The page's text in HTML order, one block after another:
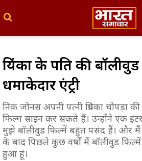
प्रियंका के पति की
धमाकेदार एंट्री
निक जोनस अपनी पत्नी प्रियंका चोपड़ा
फिल्म साइन कर सकते हैं। उन्होंने एक
मुझे बॉलीवुड फिल्में बहुत पसंद हैं। और मैं
के बाद पिछले कुछ वर्षों में बॉलीवुड
हुआ हूं।